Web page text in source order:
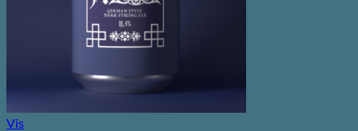
Vis